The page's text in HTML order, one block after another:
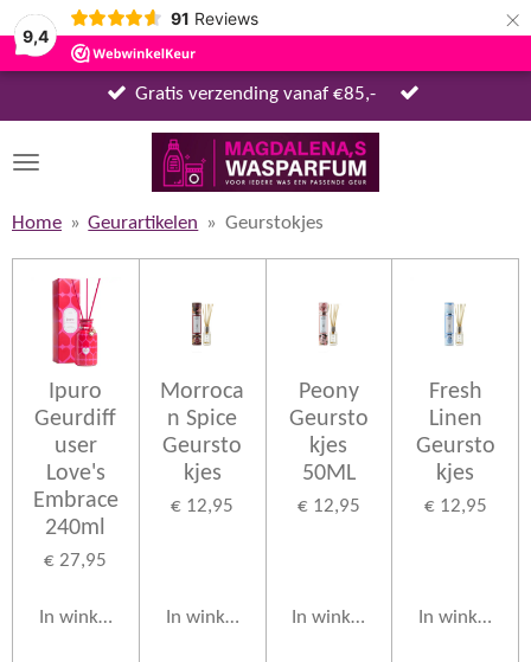
9,4
91 Reviews ×
Gratis verzending vanaf €85,-
Home » Geurartikelen » Geurstokjes
Ipuro
Geurdiff
user
Love's
Embrace
240ml
€ 27,95
In winkelwagen
Morroca
n Spice
Geursto
kjes
€ 12,95
In winkelwagen
Peony
Geursto
kjes
50ML
€ 12,95
In winkelwagen
Fresh
Linen
Geursto
kjes
€ 12,95
In